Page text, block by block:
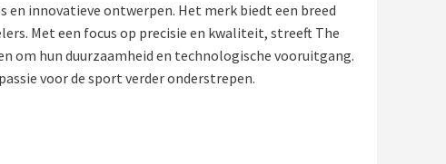
en innovatieve ontwerpen. Het merk biedt een breed
Met een focus op precisie en kwaliteit, streeft The
om hun duurzaamheid en technologische vooruitgang.
voor de sport verder onderstrepen.